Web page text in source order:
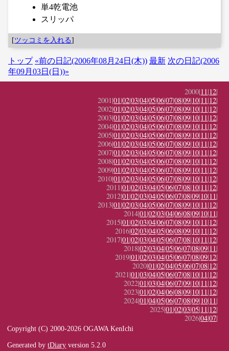
単4乾電池
スリッパ
[ツッコミを入れる]
トップ «前の日記(2006年08月24日(木)) 最新 次の日記(2006
年09月03日(日))»
2000|11|12|
2001|01|02|03|04|05|06|07|08|09|10|11|12|
2002|01|02|03|04|05|06|07|08|09|10|11|12|
2003|01|02|03|04|05|06|07|08|09|10|11|12|
2004|01|02|03|04|05|06|07|08|09|10|11|12|
2005|01|02|03|04|05|06|07|08|09|10|11|12|
2006|01|02|03|04|05|06|07|08|09|10|11|12|
2007|01|02|03|04|05|06|07|08|09|10|11|12|
2008|01|02|03|04|05|06|07|08|09|10|11|12|
2009|01|02|03|04|05|06|07|08|09|10|11|12|
2010|01|02|03|04|05|06|07|08|09|10|11|12|
2011|01|02|03|04|05|06|07|08|10|11|12|
2012|01|02|03|04|05|06|07|08|09|10|11|
2013|01|02|03|04|05|06|07|08|09|10|11|12|
2014|01|02|03|04|06|08|09|10|11|
2015|01|02|03|04|06|07|08|09|10|11|12|
2016|02|03|04|05|06|08|09|10|11|12|
2017|01|02|03|04|05|06|07|08|10|11|12|
2018|02|03|04|05|06|07|08|09|11|
2019|01|02|03|04|05|06|07|08|09|12|
2020|01|02|04|05|06|07|08|12|
2021|01|03|04|05|06|07|08|10|11|12|
2022|01|03|04|06|07|09|10|11|12|
2023|01|02|04|06|08|09|10|11|12|
2024|01|04|05|06|07|08|09|10|11|
2025|01|02|03|05|11|12|
2026|04|07|
Copyright (C) 2000-2026 OGAWA KenIchi
Generated bytDiary version 5.2.0